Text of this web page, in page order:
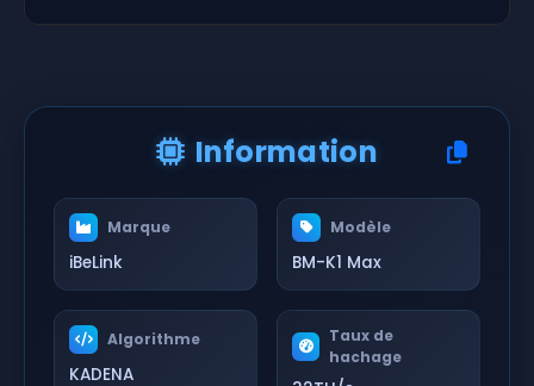
Information
Marque
iBeLink
Modèle
BM-K1 Max
Algorithme
KADENA
Taux de
hachage